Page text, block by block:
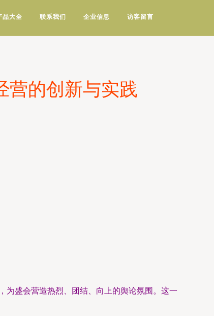
品大全 联系我们 企业信息 访客留言
的创新与实践
为盛会营造热烈、团结、向上的舆论氛围。这一